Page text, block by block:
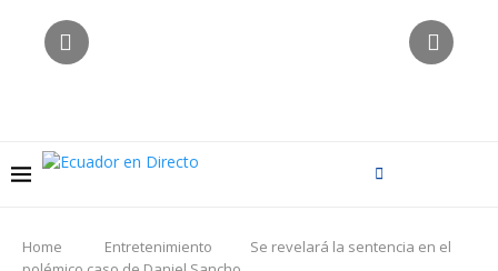
Home Entretenimiento
Se revelará la sentencia en el